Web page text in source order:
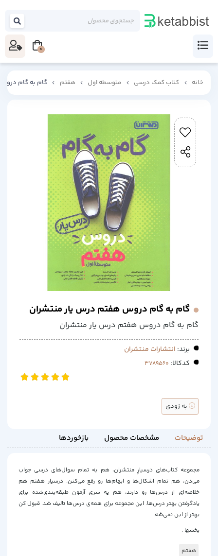
خانه کتاب کمک درسی متوسطه اول هفتم گام به گام
گام به گام دروس هفتم درس یار منتشران
گام به گام دروس هفتم درس یار منتشران
برند: انتشارات منتشران
کدکالا:
به زودی
توضیحات مشخصات محصول بازخوردها
مجموعه کتاب‌های درسیارِ منتشران، هم به تمام سوال‌های درسی جواب
می‌دن، هم تمام اشکال‌ها و ابهام‌ها رو رفع می‌کنن. درسیار هفتم هم
خلاصه‌ای از درس‌ها رو دارند، هم یه سری آزمون طبقه‌بندی‌شده برای
یادگرفتن بهتر درس‌ها. این مجموعه برای همه‌ی درس‌ها تالیف شد. قبول کن
بهتر از این نمی‌شه.
بخشها :
هفتم
0